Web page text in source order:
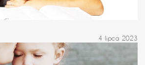
4 lipca 2023